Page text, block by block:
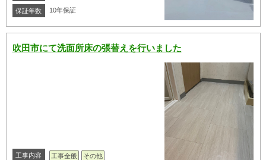
保証年数 10年保証
吹田市にて洗面所床の張替えを行いました
工事内容 工事全般 その他